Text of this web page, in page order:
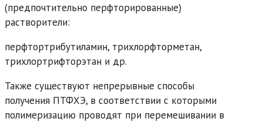
(предпочтительно перфторированные)
растворители:
перфтортрибутиламин, трихлорфторметан,
трихлортрифторэтан и др.
Также существуют непрерывные способы
получения ПТФХЭ, в соответствии с которыми
полимеризацию проводят при перемешивании в